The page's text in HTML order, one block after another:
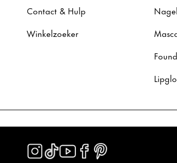
Contact & Hulp
Winkelzoeker